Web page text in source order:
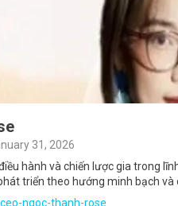
31, 2026
hành và chiến lược gia trong
triển theo hướng minh bạch và
ngoc-thanh-rose